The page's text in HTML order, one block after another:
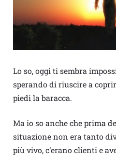
Lo so, oggi ti sembra
sperando di riuscire a
piedi la baracca.
Ma io so anche che prima
situazione non era tanto
più vivo, c’erano clienti e